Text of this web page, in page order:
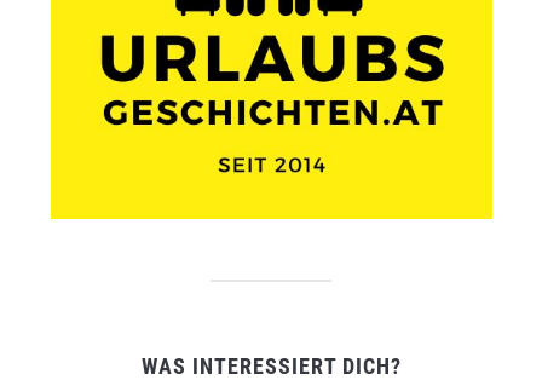
WAS INTERESSIERT DICH?